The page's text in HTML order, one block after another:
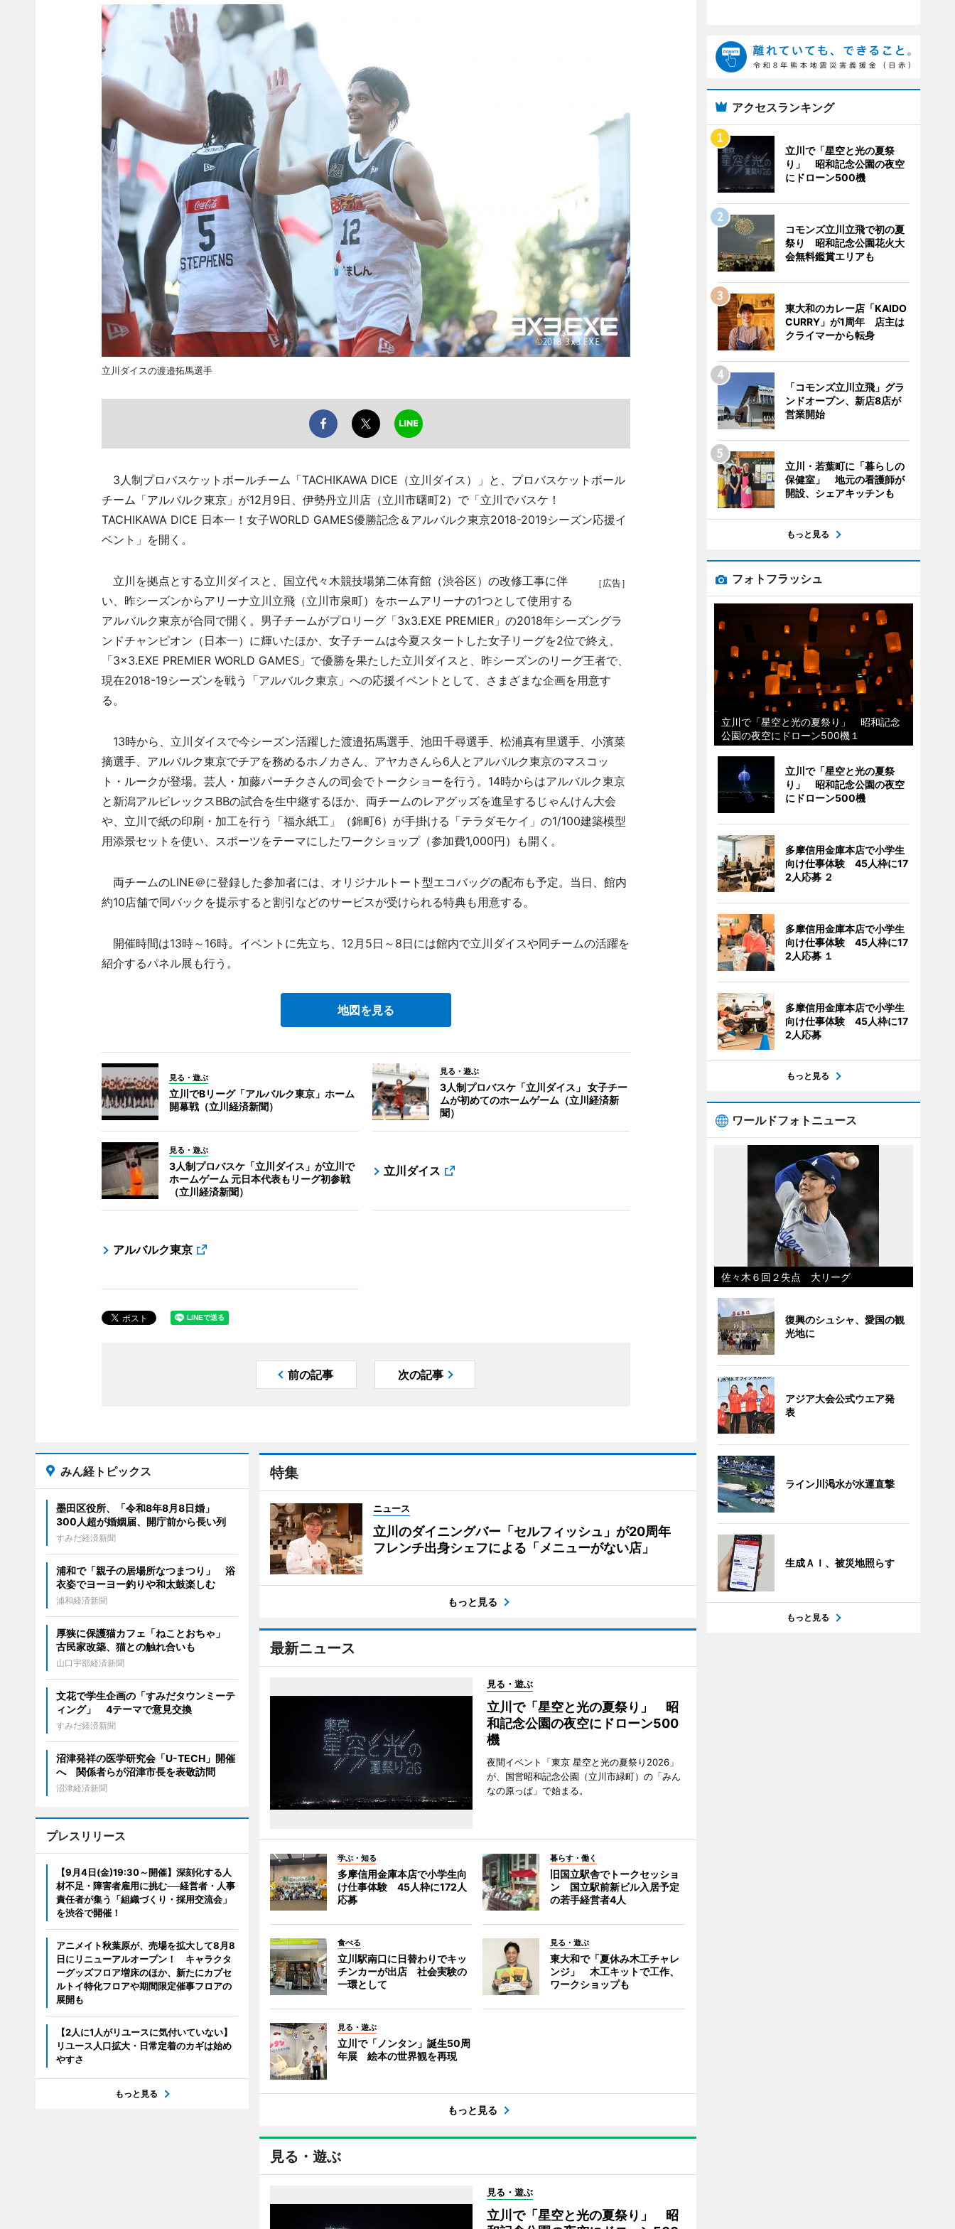
立川ダイスの渡邉拓馬選手
3人制プロバスケットボールチーム「TACHIKAWA DICE（立川ダイス）」と、プロバスケットボール
チーム「アルバルク東京」が12月9日、伊勢丹立川店（立川市曙町2）で「立川でバスケ！
TACHIKAWA DICE 日本一！女子WORLD GAMES優勝記念＆アルバルク東京2018-2019シーズン応援イ
ベント」を開く。
［広告］
立川を拠点とする立川ダイスと、国立代々木競技場第二体育館（渋谷区）の改修工事に伴
い、昨シーズンからアリーナ立川立飛（立川市泉町）をホームアリーナの1つとして使用する
アルバルク東京が合同で開く。男子チームがプロリーグ「3x3.EXE PREMIER」の2018年シーズングラ
ンドチャンピオン（日本一）に輝いたほか、女子チームは今夏スタートした女子リーグを2位で終え、
「3×3.EXE PREMIER WORLD GAMES」で優勝を果たした立川ダイスと、昨シーズンのリーグ王者で、
現在2018-19シーズンを戦う「アルバルク東京」への応援イベントとして、さまざまな企画を用意す
る。
13時から、立川ダイスで今シーズン活躍した渡邉拓馬選手、池田千尋選手、松浦真有里選手、小濱菜
摘選手、アルバルク東京でチアを務めるホノカさん、アヤカさんら6人とアルバルク東京のマスコッ
ト・ルークが登場。芸人・加藤パーチクさんの司会でトークショーを行う。14時からはアルバルク東京
と新潟アルビレックスBBの試合を生中継するほか、両チームのレアグッズを進呈するじゃんけん大会
や、立川で紙の印刷・加工を行う「福永紙工」（錦町6）が手掛ける「テラダモケイ」の1/100建築模型
用添景セットを使い、スポーツをテーマにしたワークショップ（参加費1,000円）も開く。
両チームのLINE＠に登録した参加者には、オリジナルトート型エコバッグの配布も予定。当日、館内
約10店舗で同バックを提示すると割引などのサービスが受けられる特典も用意する。
開催時間は13時～16時。イベントに先立ち、12月5日～8日には館内で立川ダイスや同チームの活躍を
紹介するパネル展も行う。
地図を見る
見る・遊ぶ
立川でBリーグ「アルバルク東京」ホーム
開幕戦（立川経済新聞）
見る・遊ぶ
3人制プロバスケ「立川ダイス」 女子チー
ムが初めてのホームゲーム（立川経済新
聞）
見る・遊ぶ
3人制プロバスケ「立川ダイス」が立川で
ホームゲーム 元日本代表もリーグ初参戦
（立川経済新聞）
立川ダイス
アルバルク東京
前の記事 次の記事
特集
ニュース
立川のダイニングバー「セルフィッシュ」が20周年
フレンチ出身シェフによる「メニューがない店」
もっと見る
最新ニュース
見る・遊ぶ
立川で「星空と光の夏祭り」 昭
和記念公園の夜空にドローン500
機
夜間イベント「東京 星空と光の夏祭り2026」
が、国営昭和記念公園（立川市緑町）の「みん
なの原っぱ」で始まる。
学ぶ・知る
多摩信用金庫本店で小学生向
け仕事体験 45人枠に172人
応募
暮らす・働く
旧国立駅舎でトークセッショ
ン 国立駅前新ビル入居予定
の若手経営者4人
食べる
立川駅南口に日替わりでキッ
チンカーが出店 社会実験の
一環として
見る・遊ぶ
東大和で「夏休み木工チャレ
ンジ」 木工キットで工作、
ワークショップも
見る・遊ぶ
立川で「ノンタン」誕生50周
年展 絵本の世界観を再現
もっと見る
見る・遊ぶ
見る・遊ぶ
立川で「星空と光の夏祭り」 昭
みん経トピックス
墨田区役所、「令和8年8月8日婚」
300人超が婚姻届、開庁前から長い列
すみだ経済新聞
浦和で「親子の居場所なつまつり」 浴
衣姿でヨーヨー釣りや和太鼓楽しむ
浦和経済新聞
厚狭に保護猫カフェ「ねことおちゃ」
古民家改築、猫との触れ合いも
山口宇部経済新聞
文花で学生企画の「すみだタウンミーテ
ィング」 4テーマで意見交換
すみだ経済新聞
沼津発祥の医学研究会「U-TECH」開催
へ 関係者らが沼津市長を表敬訪問
沼津経済新聞
プレスリリース
【9月4日(金)19:30～開催】深刻化する人
材不足・障害者雇用に挑む──経営者・人事
責任者が集う「組織づくり・採用交流会」
を渋谷で開催！
アニメイト秋葉原が、売場を拡大して8月8
日にリニューアルオープン！ キャラクタ
ーグッズフロア増床のほか、新たにカプセ
ルトイ特化フロアや期間限定催事フロアの
展開も
【2人に1人がリユースに気付いていない】
リユース人口拡大・日常定着のカギは始め
やすさ
もっと見る
アクセスランキング
立川で「星空と光の夏祭
り」 昭和記念公園の夜空
にドローン500機
コモンズ立川立飛で初の夏
祭り 昭和記念公園花火大
会無料鑑賞エリアも
東大和のカレー店「KAIDO
CURRY」が1周年 店主は
クライマーから転身
「コモンズ立川立飛」グラ
ンドオープン、新店8店が
営業開始
立川・若葉町に「暮らしの
保健室」 地元の看護師が
開設、シェアキッチンも
もっと見る
フォトフラッシュ
立川で「星空と光の夏祭り」 昭和記念
公園の夜空にドローン500機１
立川で「星空と光の夏祭
り」 昭和記念公園の夜空
にドローン500機
多摩信用金庫本店で小学生
向け仕事体験 45人枠に17
2人応募 ２
多摩信用金庫本店で小学生
向け仕事体験 45人枠に17
2人応募 １
多摩信用金庫本店で小学生
向け仕事体験 45人枠に17
2人応募
もっと見る
ワールドフォトニュース
佐々木６回２失点 大リーグ
復興のシュシャ、愛国の観
光地に
アジア大会公式ウエア発
表
ライン川渇水が水運直撃
生成ＡＩ、被災地照らす
もっと見る